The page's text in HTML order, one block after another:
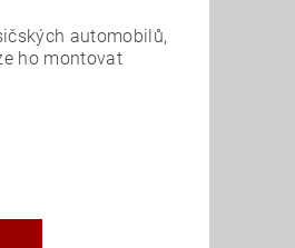
automobilů,
ho montovat